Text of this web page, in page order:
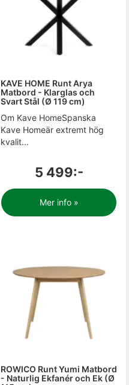
KAVE HOME Runt Arya
Matbord - Klarglas och
Svart Stål (Ø 119 cm)
Om Kave HomeSpanska
Kave Homeär extremt hög
kvalit...
5 499:-
Mer info »
ROWICO Runt Yumi Matbord
- Naturlig Ekfanér och Ek (Ø